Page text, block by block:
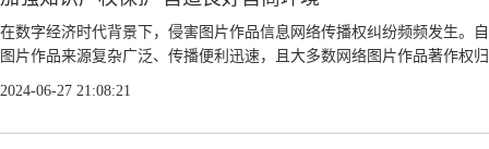
在数字经济时代背景下，侵害图片作品信息网络传播权纠纷频频发生。
图片作品来源复杂广泛、传播便利迅速，且大多数网络图片作品著作权
2024-06-27 21:08:21